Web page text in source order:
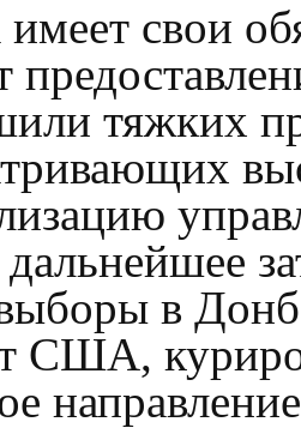
свои
тяжких
в
США,